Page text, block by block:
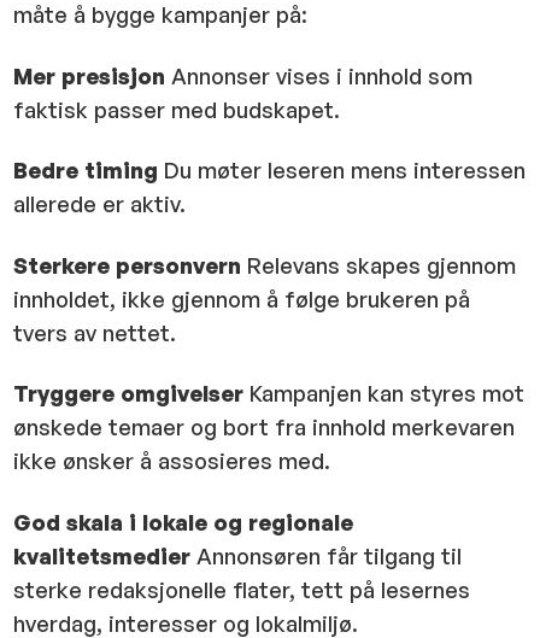
måte å bygge kampanjer på:
Mer presisjon Annonser vises i innhold som
faktisk passer med budskapet.
Bedre timing Du møter leseren mens interessen
allerede er aktiv.
Sterkere personvern Relevans skapes gjennom
innholdet, ikke gjennom å følge brukeren på
tvers av nettet.
Tryggere omgivelser Kampanjen kan styres mot
ønskede temaer og bort fra innhold merkevaren
ikke ønsker å assosieres med.
God skala i lokale og regionale
kvalitetsmedier Annonsøren får tilgang til
sterke redaksjonelle flater, tett på lesernes
hverdag, interesser og lokalmiljø.